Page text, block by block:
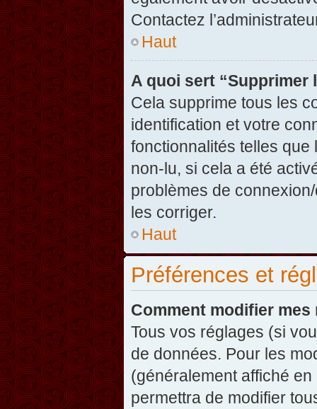
Contactez
Haut
A quoi sert “Supprimer
Cela supprime tous les
identification et votre
fonctionnalités telles que
non-lu, si cela a été
problèmes de
les corriger.
Haut
Préférences et
Comment modifier mes
Tous vos réglages (si
de données. Pour les
(généralement affiché
permettra de modifier